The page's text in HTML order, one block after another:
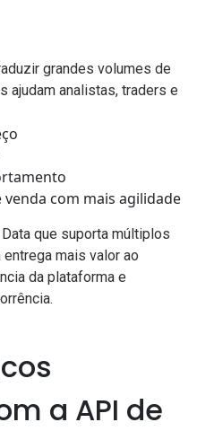
grandes volumes de
ajudam analistas, traders e
com mais agilidade
que suporta múltiplos
mais valor ao
da plataforma e
a API de